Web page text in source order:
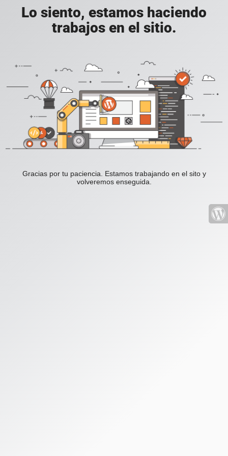
Lo siento, estamos haciendo
trabajos en el sitio.
Gracias por tu paciencia. Estamos trabajando en el sito y
volveremos enseguida.